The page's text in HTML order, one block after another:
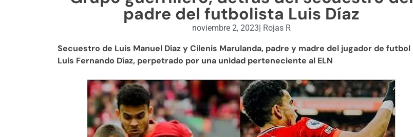
padre del futbolista Luis Díaz
noviembre 2, 2023 Rojas R
Secuestro de Luis Manuel Díaz y Cilenis Marulanda, padre y madre del jugador de futbol
Luis Fernando Díaz, perpetrado por una unidad perteneciente al ELN